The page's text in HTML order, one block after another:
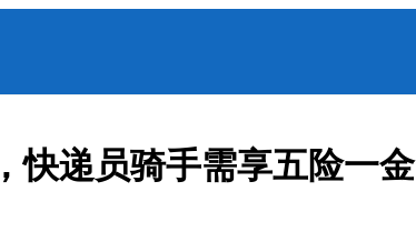
快递员骑手需享五险一金